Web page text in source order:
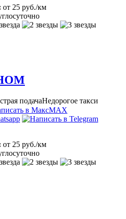
от 25 руб./км
подачаНедорогое такси
MAX
от 25 руб./км